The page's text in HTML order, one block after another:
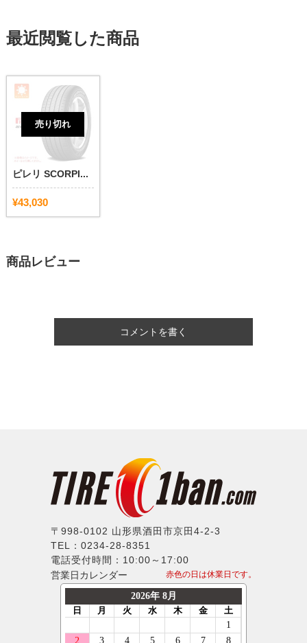
最近閲覧した商品
売り切れ
ピレリ SCORPI...
¥43,030
商品レビュー
コメントを書く
〒998-0102 山形県酒田市京田4-2-3
TEL：0234-28-8351
電話受付時間：10:00～17:00
営業日カレンダー
赤色の日は休業日です。